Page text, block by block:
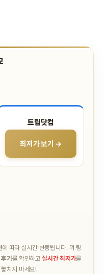
트립닷컴
최저가 보기 →
에 따라 실시간 변동됩니다.위 링
기 를 확인하고실시간 최저가를
치지 마세요!